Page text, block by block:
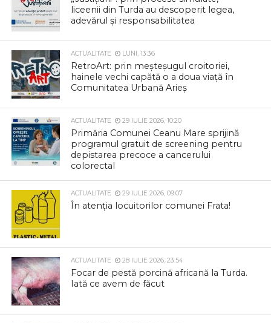
liceenii din Turda au descoperit legea,
adevărul și responsabilitatea
ACTUALITATE LUNI, 13:36
RetroArt: prin meșteșugul croitoriei,
hainele vechi capătă o a doua viață în
Comunitatea Urbană Arieș
ACTUALITATE 29 IULIE 2026, 10:20
Primăria Comunei Ceanu Mare sprijină
programul gratuit de screening pentru
depistarea precoce a cancerului
colorectal
ACTUALITATE 29 IULIE 2026, 09:07
În atenția locuitorilor comunei Frata!
ACTUALITATE 28 IULIE 2026, 23:54
Focar de pestă porcină africană la Turda.
Iată ce avem de făcut